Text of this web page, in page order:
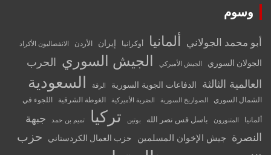
وسوم
أبو محمد الجولاني ألمانيا أوكرانيا إيران الأردن الانفصاليون الأكراد
الجولان السوري الجيش الأميركي الجيش السوري الحرب
العالمية الثالثة
الدفاعات الجوية السورية الرقة السعودية
الشمال السوري الصواريخ السورية الضربة الأميركية الغوطة الشرقية اللجوء في
ألمانيا المتنورون باسل قس نصر الله بوتين تركيا تميم بن حمد
جبهة
النصرة
جيش الإخوان المسلمين حزب العمال الكردستاني
حزب